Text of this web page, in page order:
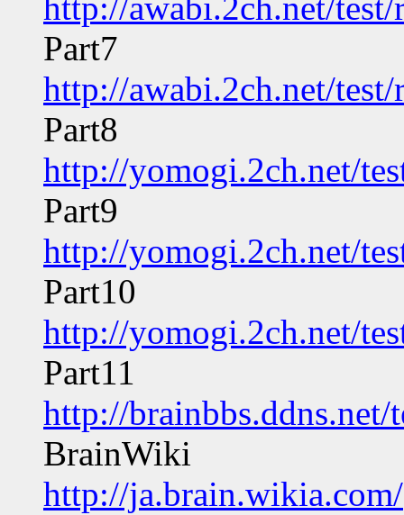
http://awabi.2ch.net/
Part7
http://awabi.2ch.net/
Part8
http://yomogi.2ch.net/
Part9
http://yomogi.2ch.net/
Part10
http://yomogi.2ch.net/
Part11
http://
BrainWiki
http://ja.brain.wikia.com/